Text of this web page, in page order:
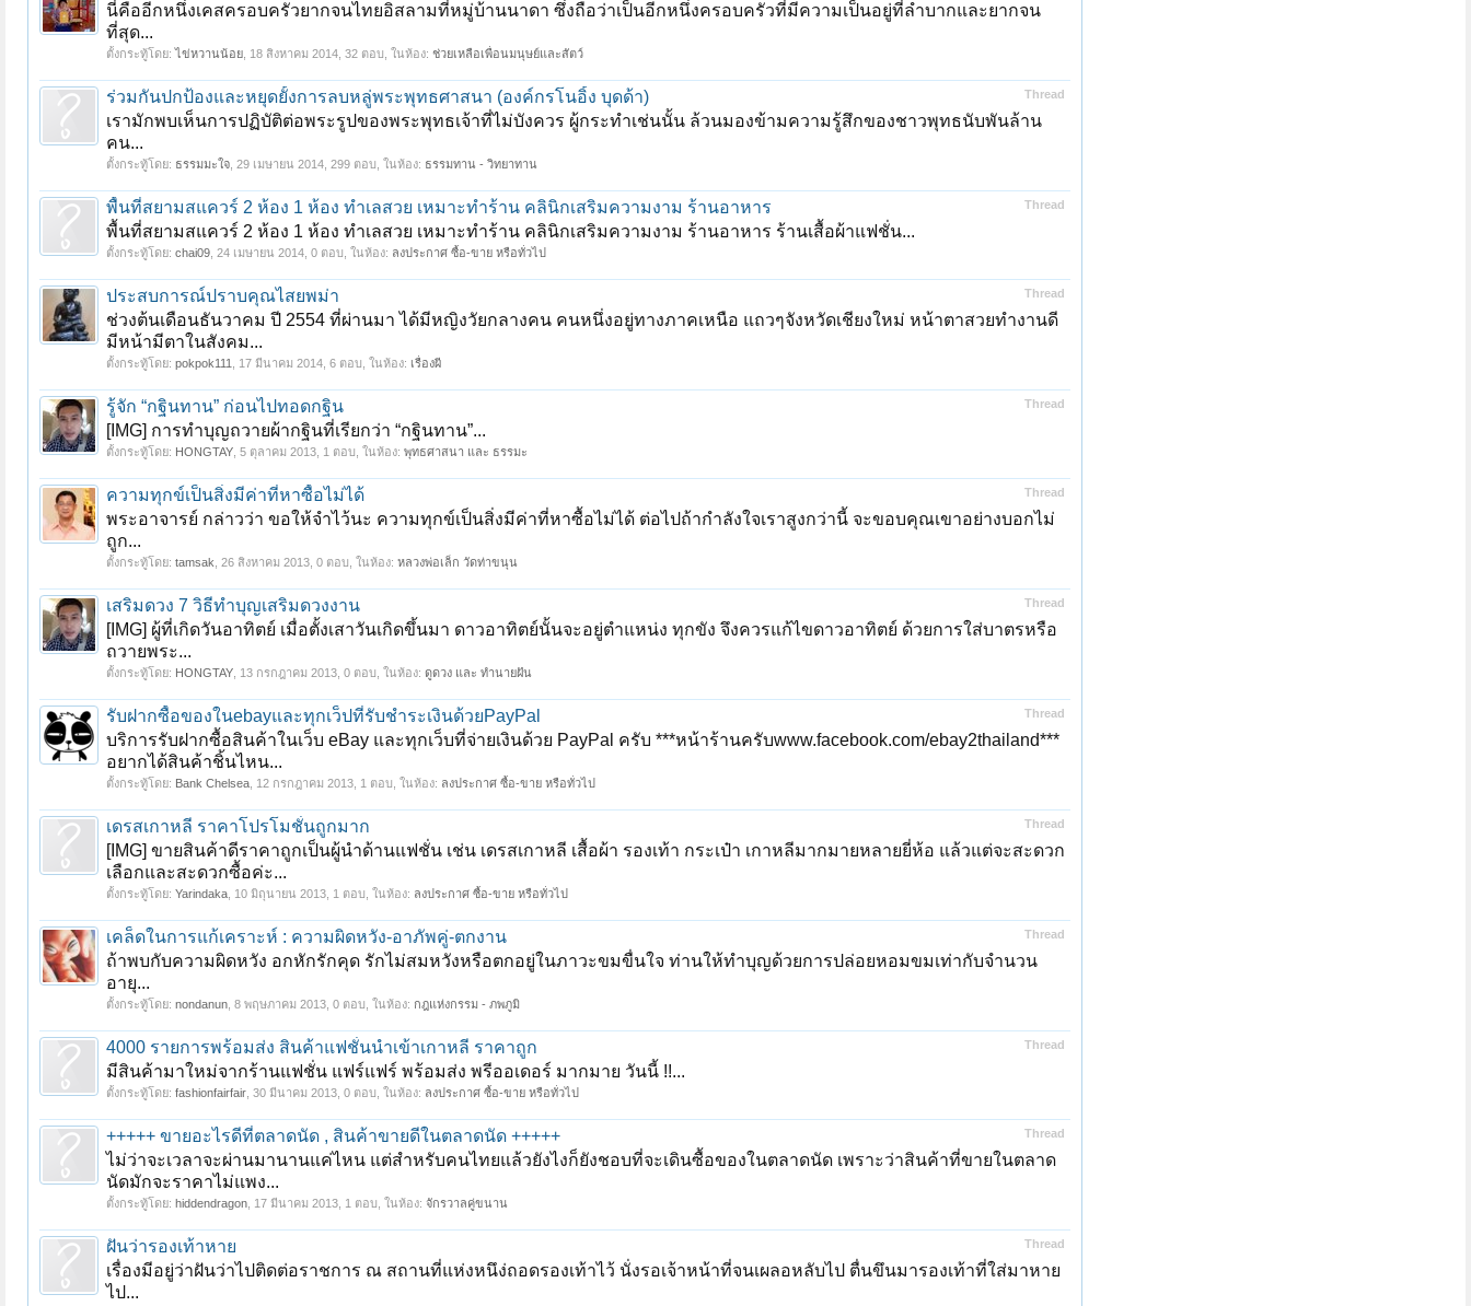
นี่คืออีกหนึ่งเคสครอบครัวยากจนไทยอิสลามที่หมู่บ้านนาดา ซึ่งถือว่าเป็นอีกหนึ่งครอบครัวที่มีความเป็นอยู่ที่ลำบากและยากจน
ที่สุด...
ตั้งกระทู้โดย:ไข่หวานน้อย 18 สิงหาคม 2014 , 32 ตอบ, ในห้อง: ช่วยเหลือเพื่อนมนุษย์และสัตว์
Thread
ร่วมกันปกป้องและหยุดยั้งการลบหลู่พระพุทธศาสนา (องค์กรโนอิ้ง บุดด้า)
เรามักพบเห็นการปฏิบัติต่อพระรูปของพระพุทธเจ้าที่ไม่บังควร ผู้กระทำเช่นนั้น ล้วนมองข้ามความรู้สึกของชาวพุทธนับพันล้าน
คน...
ตั้งกระทู้โดย: ธรรมมะใจ 29 เมษายน 2014 , 299 ตอบ, ในห้อง: ธรรมทาน - วิทยาทาน
Thread
พื้นที่สยามสแควร์ 2 ห้อง 1 ห้อง ทำเลสวย เหมาะทำร้าน คลินิกเสริมความงาม ร้านอาหาร
พื้นที่สยามสแควร์ 2 ห้อง 1 ห้อง ทำเลสวย เหมาะทำร้าน คลินิกเสริมความงาม ร้านอาหาร ร้านเสื้อผ้าแฟชั่น...
ตั้งกระทู้โดย: chai09 24 เมษายน 2014 , 0 ตอบ, ในห้อง: ลงประกาศ ซื้อ-ขาย หรือทั่วไป
Thread
ประสบการณ์ปราบคุณไสยพม่า
ช่วงต้นเดือนธันวาคม ปี 2554 ที่ผ่านมา ได้มีหญิงวัยกลางคน คนหนึ่งอยู่ทางภาคเหนือ แถวๆจังหวัดเชียงใหม่ หน้าตาสวยทำงานดี
มีหน้ามีตาในสังคม...
ตั้งกระทู้โดย: pokpok111 17 มีนาคม 2014 , 6 ตอบ, ในห้อง: เรื่องผี
Thread
รู้จัก “กฐินทาน” ก่อนไปทอดกฐิน
[IMG] การทำบุญถวายผ้ากฐินที่เรียกว่า “กฐินทาน”...
ตั้งกระทู้โดย: HONGTAY 5 ตุลาคม 2013 , 1 ตอบ, ในห้อง: พุทธศาสนา และ ธรรมะ
Thread
ความทุกข์เป็นสิ่งมีค่าที่หาซื้อไม่ได้
พระอาจารย์ กล่าวว่า ขอให้จำไว้นะ ความทุกข์เป็นสิ่งมีค่าที่หาซื้อไม่ได้ ต่อไปถ้ากำลังใจเราสูงกว่านี้ จะขอบคุณเขาอย่างบอกไม่
ถูก...
ตั้งกระทู้โดย: tamsak 26 สิงหาคม 2013 , 0 ตอบ, ในห้อง: หลวงพ่อเล็ก วัดท่าขนุน
Thread
เสริมดวง 7 วิธีทำบุญเสริมดวงงาน
[IMG] ผู้ที่เกิดวันอาทิตย์ เมื่อตั้งเสาวันเกิดขึ้นมา ดาวอาทิตย์นั้นจะอยู่ตำแหน่ง ทุกขัง จึงควรแก้ไขดาวอาทิตย์ ด้วยการใส่บาตรหรือ
ถวายพระ...
ตั้งกระทู้โดย: HONGTAY 13 กรกฎาคม 2013 , 0 ตอบ, ในห้อง: ดูดวง และ ทำนายฝัน
Thread
รับฝากซื้อของในebayและทุกเว็ปที่รับชำระเงินด้วยPayPal
บริการรับฝากซื้อสินค้าในเว็บ eBay และทุกเว็บที่จ่ายเงินด้วย PayPal ครับ ***หน้าร้านครับwww.facebook.com/ebay2thailand***
อยากได้สินค้าชิ้นไหน...
ตั้งกระทู้โดย: Bank Chelsea 12 กรกฎาคม 2013 , 1 ตอบ, ในห้อง: ลงประกาศ ซื้อ-ขาย หรือทั่วไป
Thread
เดรสเกาหลี ราคาโปรโมชั่นถูกมาก
[IMG] ขายสินค้าดีราคาถูกเป็นผู้นำด้านแฟชั่น เช่น เดรสเกาหลี เสื้อผ้า รองเท้า กระเป๋า เกาหลีมากมายหลายยี่ห้อ แล้วแต่จะสะดวก
เลือกและสะดวกซื้อค่ะ...
ตั้งกระทู้โดย: Yarindaka 10 มิถุนายน 2013 , 1 ตอบ, ในห้อง: ลงประกาศ ซื้อ-ขาย หรือทั่วไป
Thread
เคล็ดในการแก้เคราะห์ : ความผิดหวัง-อาภัพคู่-ตกงาน
ถ้าพบกับความผิดหวัง อกหักรักคุด รักไม่สมหวังหรือตกอยู่ในภาวะขมขื่นใจ ท่านให้ทำบุญด้วยการปล่อยหอมขมเท่ากับจำนวน
อายุ...
ตั้งกระทู้โดย: nondanun 8 พฤษภาคม 2013 , 0 ตอบ, ในห้อง: กฎแห่งกรรม - ภพภูมิ
Thread
4000 รายการพร้อมส่ง สินค้าแฟชั่นนำเข้าเกาหลี ราคาถูก
มีสินค้ามาใหม่จากร้านแฟชั่น แฟร์แฟร์ พร้อมส่ง พรีออเดอร์ มากมาย วันนี้ !!...
ตั้งกระทู้โดย: fashionfairfair 30 มีนาคม 2013 , 0 ตอบ, ในห้อง: ลงประกาศ ซื้อ-ขาย หรือทั่วไป
Thread
+++++ ขายอะไรดีที่ตลาดนัด , สินค้าขายดีในตลาดนัด +++++
ไม่ว่าจะเวลาจะผ่านมานานแค่ไหน แต่สำหรับคนไทยแล้วยังไงก็ยังชอบที่จะเดินซื้อของในตลาดนัด เพราะว่าสินค้าที่ขายในตลาด
นัดมักจะราคาไม่แพง...
ตั้งกระทู้โดย: hiddendragon 17 มีนาคม 2013 , 1 ตอบ, ในห้อง: จักรวาลคู่ขนาน
Thread
ฝันว่ารองเท้าหาย
เรื่องมีอยู่ว่าฝันว่าไปติดต่อราชการ ณ สถานที่แห่งหนึง่ถอดรองเท้าไว้ นั่งรอเจ้าหน้าที่จนเผลอหลับไป ตื่นขึนมารองเท้าที่ใส่มาหาย
ไป...
หน้า 1 ของ 9 1 2 3 6 → ถัดไป >